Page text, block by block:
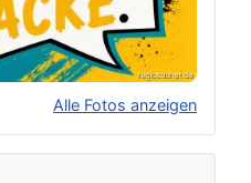
Alle Fotos anzeigen